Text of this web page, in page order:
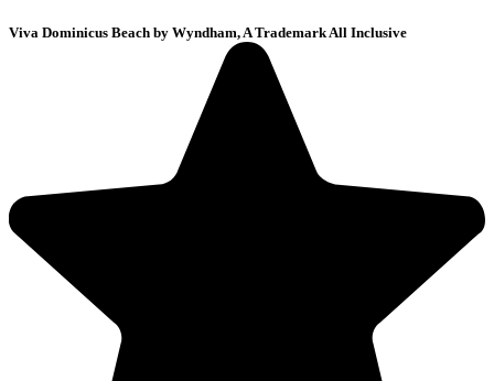
Viva Dominicus Beach by Wyndham, A Trademark All Inclusive